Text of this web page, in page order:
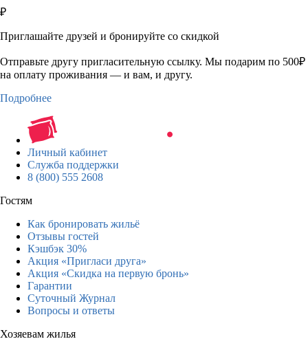
₽
Приглашайте друзей и бронируйте со скидкой
Отправьте другу пригласительную ссылку. Мы подарим по 500₽
на оплату проживания — и вам, и другу.
Подробнее
Личный кабинет
Служба поддержки
8 (800) 555 2608
Гостям
Как бронировать жильё
Отзывы гостей
Кэшбэк 30%
Акция «Пригласи друга»
Акция «Скидка на первую бронь»
Гарантии
Суточный Журнал
Вопросы и ответы
Хозяевам жилья